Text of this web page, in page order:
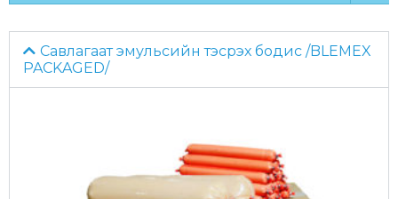
Савлагаат эмульсийн тэсрэх бодис /BLEMEX
PACKAGED/